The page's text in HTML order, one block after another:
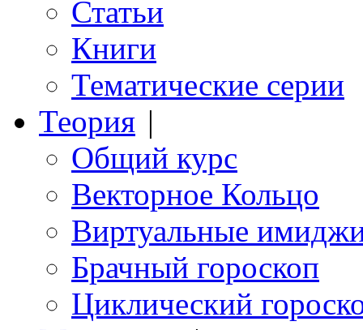
Статьи
Книги
Тематические серии
Теория |
Общий курс
Векторное Кольцо
Виртуальные
Брачный гороскоп
Циклический